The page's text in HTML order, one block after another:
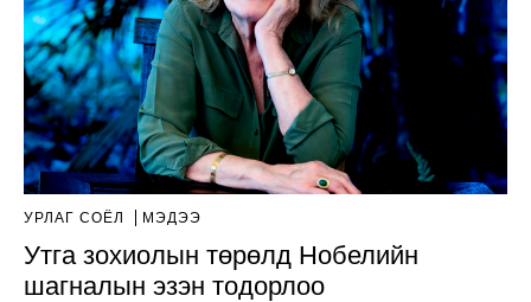
УРЛАГ СОЁЛ МЭДЭЭ
Утга зохиолын төрөлд Нобелийн
шагналын эзэн тодорлоо